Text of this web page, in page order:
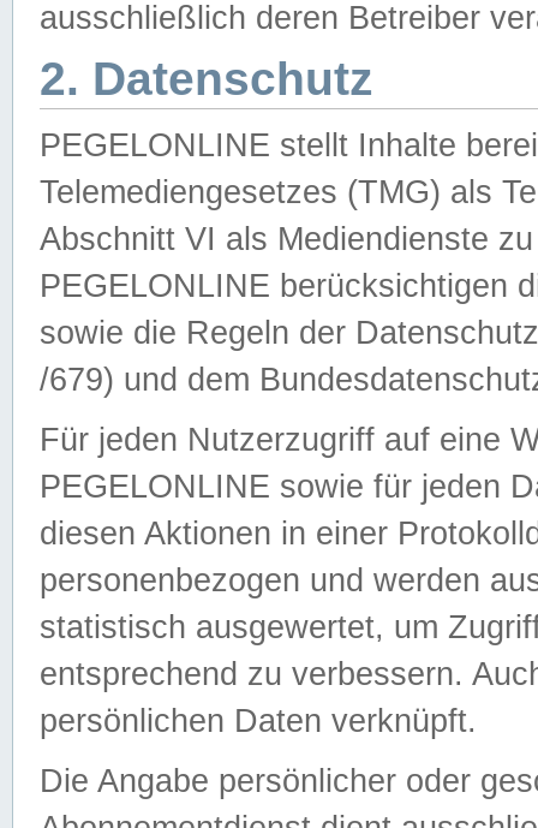
ausschließlich deren Betreiber
2. Datenschutz
PEGELONLINE stellt Inhalte
Telemediengesetzes (TMG) als
Abschnitt VI als Mediendienste
PEGELONLINE berücksichtigen
sowie die Regeln der
/679) und dem
Für jeden Nutzerzugriff auf eine
PEGELONLINE sowie für jeden
diesen Aktionen in einer
personenbezogen und werden
statistisch ausgewertet, um
entsprechend zu verbessern.
persönlichen Daten verknüpft.
Die Angabe persönlicher oder